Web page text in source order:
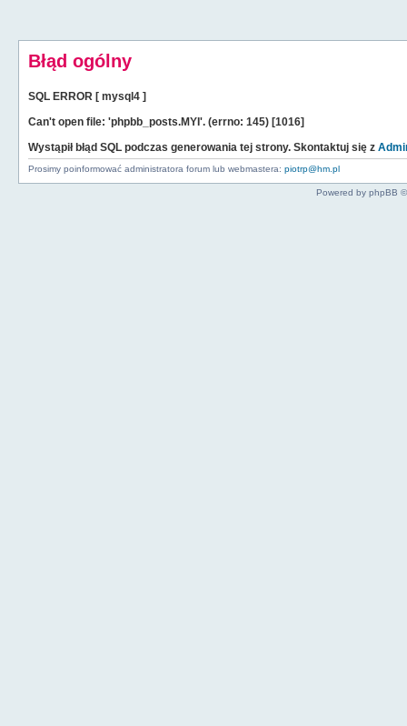
Błąd ogólny
SQL ERROR [ mysql4 ]
Can't open file: 'phpbb_posts.MYI'. (errno: 145) [1016]
Wystąpił błąd SQL podczas generowania tej strony. Skontaktuj się z
Prosimy poinformować administratora forum lub webmastera: piotrp@hm.pl
Powered by phpBB